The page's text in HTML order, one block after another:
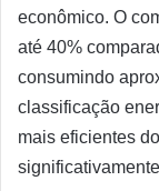
econômico. O
até 40%
consumindo
classificação
mais eficientes